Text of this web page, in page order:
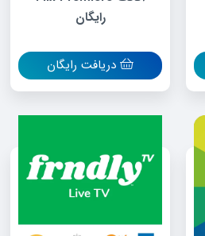
رایگان
دریافت رایگان